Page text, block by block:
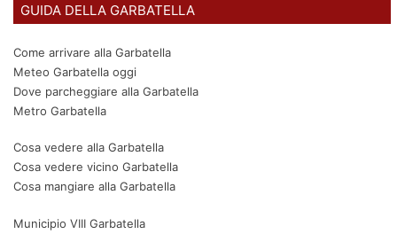
GUIDA DELLA GARBATELLA
Come arrivare alla Garbatella
Meteo Garbatella oggi
Dove parcheggiare alla Garbatella
Metro Garbatella
Cosa vedere alla Garbatella
Cosa vedere vicino Garbatella
Cosa mangiare alla Garbatella
Municipio VIII Garbatella